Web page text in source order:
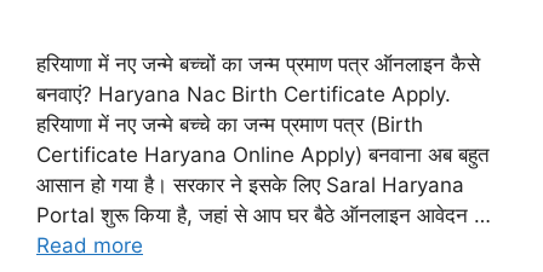
हरियाणा में नए जन्मे बच्चों का जन्म प्रमाण पत्र ऑनलाइन कैसे
बनवाएं? Haryana Nac Birth Certificate Apply.
हरियाणा में नए जन्मे बच्चे का जन्म प्रमाण पत्र (Birth
Certificate Haryana Online Apply) बनवाना अब बहुत
आसान हो गया है। सरकार ने इसके लिए Saral Haryana
Portal शुरू किया है, जहां से आप घर बैठे ऑनलाइन आवेदन …
Read more